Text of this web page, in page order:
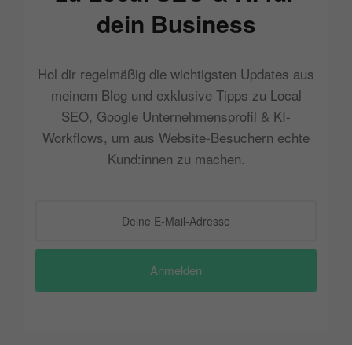
dein Business
Hol dir regelmäßig die wichtigsten Updates aus
meinem Blog und exklusive Tipps zu Local
SEO, Google Unternehmensprofil & KI-
Workflows, um aus Website-Besuchern echte
Kund:innen zu machen.
Anmelden